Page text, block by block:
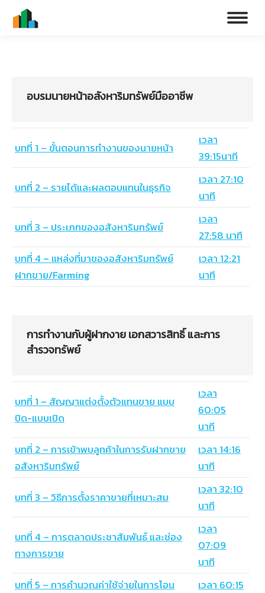
อบรมนายหน้าอสังหาริมทรัพย์มืออาชีพ
บทที่ 1 – ขั้นตอนการทำงานของนายหน้า
เวลา
39:15นาที
บทที่ 2 – รายได้และผลตอบแทนในธุรกิจ
เวลา 27:10
นาที
บทที่ 3 – ประเภทของอสังหาริมทรัพย์
เวลา
27:58 นาที
บทที่ 4 – แหล่งที่มาของอสังหาริมทรัพย์
ฝากขาย/Farming
เวลา 12:21
นาที
การทำงานกับผู้ฝากงาย เอกสวารสิทธิ์ และการ
สำรวจทรัพย์
บทที่ 1 – สัญญาแต่งตั้งตัวแทนขาย แบบ
ปิด-แบบเปิด
เวลา
60:05
นาที
บทที่ 2 – การเข้าพบลูกค้าในการรับฝากขาย
อสังหาริมทรัพย์
เวลา 14:16
นาที
บทที่ 3 – วิธีการตั้งราคาขายที่เหมาะสม
เวลา 32:10
นาที
บทที่ 4 – การตลาดประชาสัมพันธ์ และช่อง
ทางการขาย
เวลา
07:09
นาที
บทที่ 5 – การคำนวณค่าใช้จ่ายในการโอน
เวลา 60:15